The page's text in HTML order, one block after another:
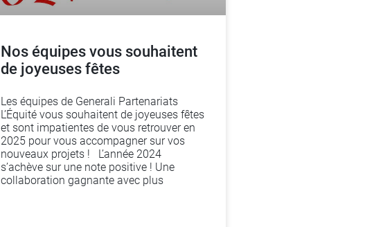
Nos équipes vous souhaitent
de joyeuses fêtes
Les équipes de Generali Partenariats
L’Équité vous souhaitent de joyeuses fêtes
et sont impatientes de vous retrouver en
2025 pour vous accompagner sur vos
nouveaux projets ! L’année 2024
s’achève sur une note positive ! Une
collaboration gagnante avec plus